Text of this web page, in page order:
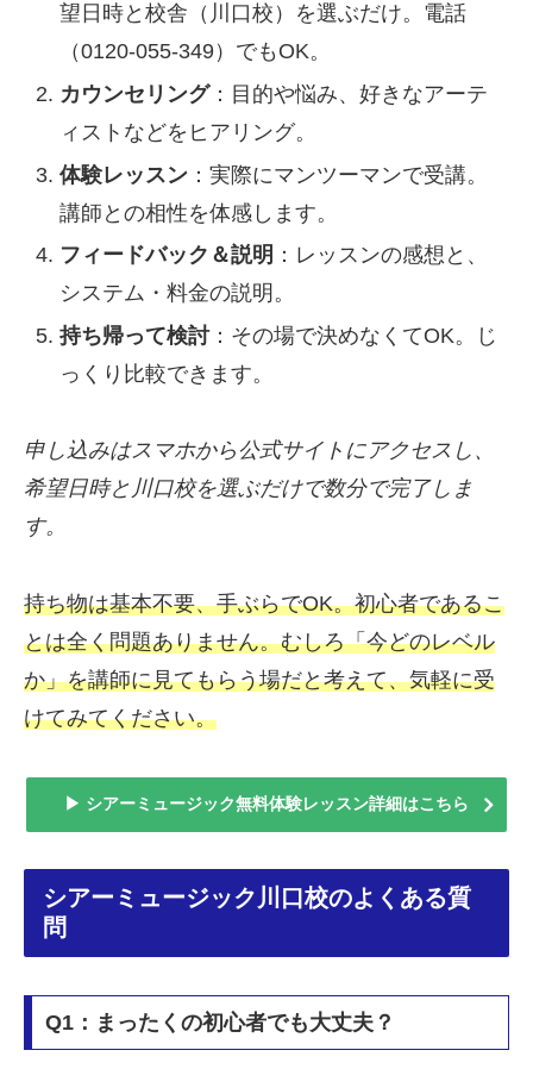
望日時と校舎（川口校）を選ぶだけ。電話
（0120-055-349）でもOK。
カウンセリング：目的や悩み、好きなアーテ
ィストなどをヒアリング。
体験レッスン：実際にマンツーマンで受講。
講師との相性を体感します。
フィードバック＆説明 ：レッスンの感想と、
システム・料金の説明。
持ち帰って検討：その場で決めなくてOK。じ
っくり比較できます。
申し込みはスマホから公式サイトにアクセスし、
希望日時と川口校を選ぶだけで数分で完了しま
す。
持ち物は基本不要、手ぶらでOK。初心者であるこ
とは全く問題ありません。むしろ「今どのレベル
か」を講師に見てもらう場だと考えて、気軽に受
けてみてください。
▶ シアーミュージック無料体験レッスン詳細はこちら
シアーミュージック川口校のよくある質
問
Q1：まったくの初心者でも大丈夫？